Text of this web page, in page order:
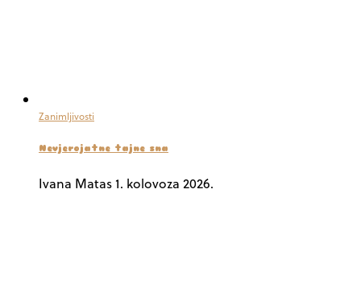
Zanimljivosti
Nevjerojatne tajne sna
Ivana Matas1. kolovoza 2026.